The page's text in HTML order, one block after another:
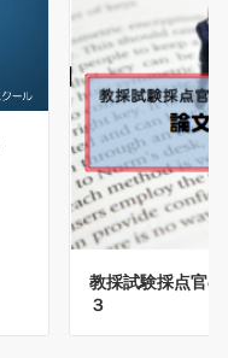
教採試験採点官
３